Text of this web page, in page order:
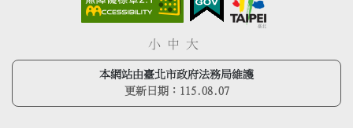
小 中 大
本網站由臺北市政府法務局維護
更新日期： 115.08.07